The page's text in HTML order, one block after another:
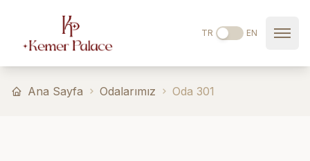
Ana içeriğe geç
TR EN
Ana Sayfa Odalarımız Oda 301